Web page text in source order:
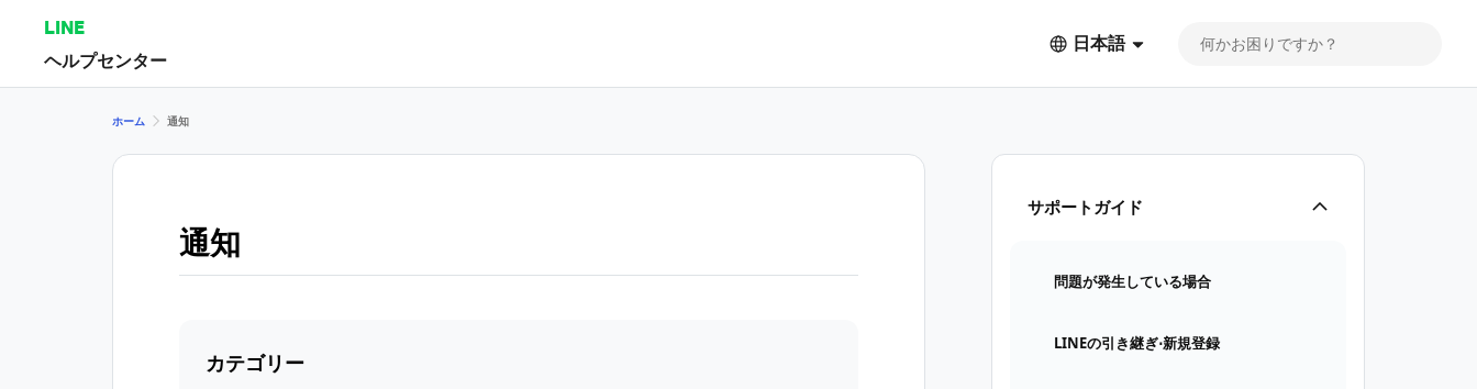
LINE
ヘルプセンター
日本語
サポートガイド
問題が発生している場合
LINEの引き継ぎ⋅新規登録
ホーム 通知
通知
カテゴリー